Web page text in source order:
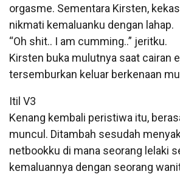
orgasme. Sementara Kirsten,
nikmati kemaluanku dengan lahap.
“Oh shit.. I am cumming..” jeritku.
Kirsten buka mulutnya saat cairan
tersemburkan keluar berkenaan
Itil V3
Kenang kembali peristiwa itu,
muncul. Ditambah sesudah
netbookku di mana seorang lelaki
kemaluannya dengan seorang